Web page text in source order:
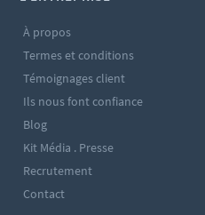
À propos
Termes et conditions
Témoignages client
Ils nous font confiance
Blog
Kit Média . Presse
Recrutement
Contact